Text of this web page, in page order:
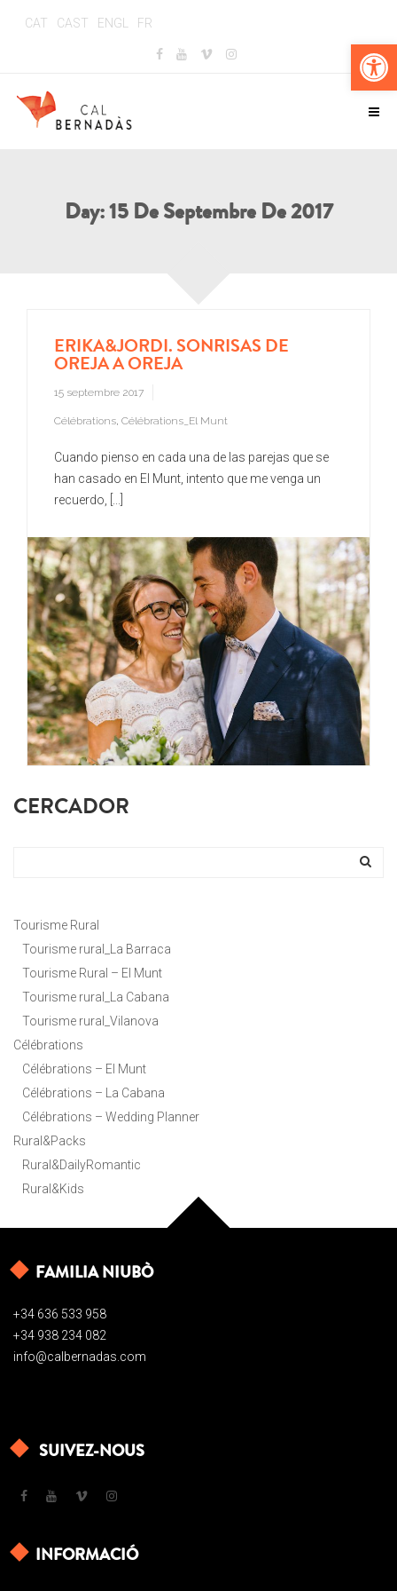
CAT CAST ENGL FR
Day:15 De Septembre De 2017
ERIKA&JORDI. SONRISAS DE
OREJA A OREJA
15 septembre 2017
Célébrations, Célébrations_El Munt
Cuando pienso en cada una de las parejas que se
han casado en El Munt, intento que me venga un
recuerdo, [...]
CERCADOR
Tourisme Rural
Tourisme rural_La Barraca
Tourisme Rural – El Munt
Tourisme rural_La Cabana
Tourisme rural_Vilanova
Célébrations
Célébrations – El Munt
Célébrations – La Cabana
Célébrations – Wedding Planner
Rural&Packs
Rural&DailyRomantic
Rural&Kids
FAMILIA NIUBÒ
+34 636 533 958
+34 938 234 082
info@calbernadas.com
SUIVEZ-NOUS
INFORMACIÓ